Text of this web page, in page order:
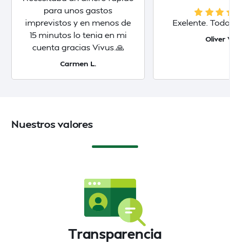
para unos gastos
imprevistos y en menos de
15 minutos lo tenia en mi
cuenta gracias Vivus.🙏
Carmen L.
Exelente.
Oliver
Nuestros valores
Transparencia